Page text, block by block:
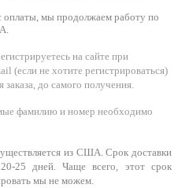
оплаты, мы продолжаем работу по
на сайте при
(если не хотите регистрироваться)
заказа, до самого получения.
фамилию и номер необходимо
из США. Срок доставки
25 дней. Чаще всего, этот срок
мы не можем.